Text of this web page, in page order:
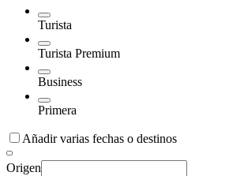
Turista
Turista Premium
Business
Primera
Añadir varias fechas o destinos
Origen